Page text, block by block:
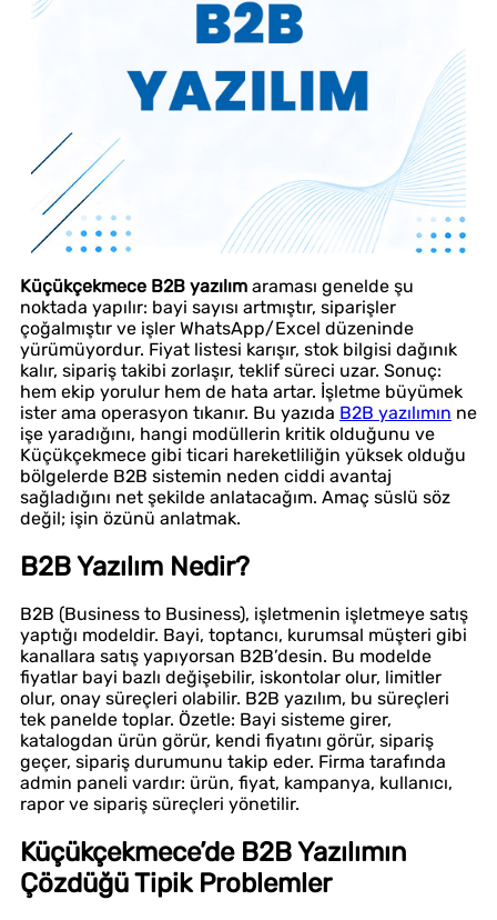
Küçükçekmece B2B yazılım araması genelde şu
noktada yapılır: bayi sayısı artmıştır, siparişler
çoğalmıştır ve işler WhatsApp/Excel düzeninde
yürümüyordur. Fiyat listesi karışır, stok bilgisi dağınık
kalır, sipariş takibi zorlaşır, teklif süreci uzar. Sonuç:
hem ekip yorulur hem de hata artar. İşletme büyümek
ister ama operasyon tıkanır. Bu yazıda B2B yazılımın ne
işe yaradığını, hangi modüllerin kritik olduğunu ve
Küçükçekmece gibi ticari hareketliliğin yüksek olduğu
bölgelerde B2B sistemin neden ciddi avantaj
sağladığını net şekilde anlatacağım. Amaç süslü söz
değil; işin özünü anlatmak.
B2B Yazılım Nedir?
B2B (Business to Business), işletmenin işletmeye satış
yaptığı modeldir. Bayi, toptancı, kurumsal müşteri gibi
kanallara satış yapıyorsan B2B’desin. Bu modelde
fiyatlar bayi bazlı değişebilir, iskontolar olur, limitler
olur, onay süreçleri olabilir. B2B yazılım, bu süreçleri
tek panelde toplar. Özetle: Bayi sisteme girer,
katalogdan ürün görür, kendi fiyatını görür, sipariş
geçer, sipariş durumunu takip eder. Firma tarafında
admin paneli vardır: ürün, fiyat, kampanya, kullanıcı,
rapor ve sipariş süreçleri yönetilir.
Küçükçekmece’de B2B Yazılımın
Çözdüğü Tipik Problemler